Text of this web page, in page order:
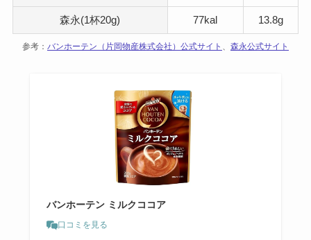
森永(1杯20g) 77kal 13.8g
参考： バンホーテン（片岡物産株式会社）公式サイト 森永公式サイト
バンホーテン ミルクココア
口コミを見る